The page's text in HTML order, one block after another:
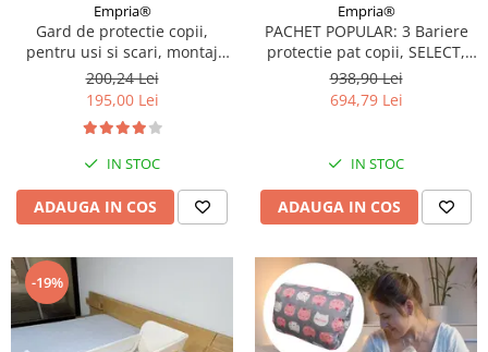
Empria®
Gard de protectie copii,
pentru usi si scari, montaj
prin presiune, dimensiune
reglabila 71-77 cm, Empria,
Alb
200,24 Lei
195,00 Lei
IN STOC
ADAUGA IN COS
Empria®
PACHET POPULAR: 3 Bariere
protectie pat copii, SELECT,
140x200 cm
938,90 Lei
694,79 Lei
IN STOC
ADAUGA IN COS
-19%